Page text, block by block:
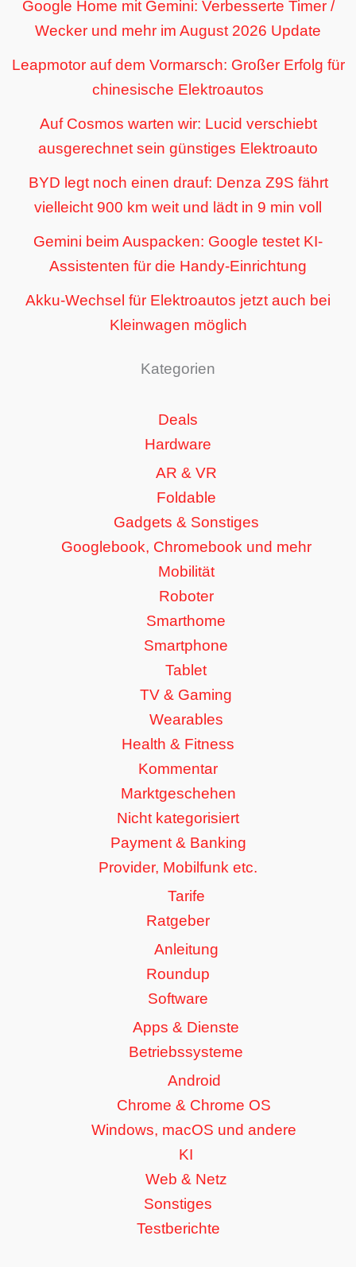
Google Home mit Gemini: Verbesserte Timer /
Wecker und mehr im August 2026 Update
Leapmotor auf dem Vormarsch: Großer Erfolg für
chinesische Elektroautos
Auf Cosmos warten wir: Lucid verschiebt
ausgerechnet sein günstiges Elektroauto
BYD legt noch einen drauf: Denza Z9S fährt
vielleicht 900 km weit und lädt in 9 min voll
Gemini beim Auspacken: Google testet KI-
Assistenten für die Handy-Einrichtung
Akku-Wechsel für Elektroautos jetzt auch bei
Kleinwagen möglich
Kategorien
Deals
Hardware
AR & VR
Foldable
Gadgets & Sonstiges
Googlebook, Chromebook und mehr
Mobilität
Roboter
Smarthome
Smartphone
Tablet
TV & Gaming
Wearables
Health & Fitness
Kommentar
Marktgeschehen
Nicht kategorisiert
Payment & Banking
Provider, Mobilfunk etc.
Tarife
Ratgeber
Anleitung
Roundup
Software
Apps & Dienste
Betriebssysteme
Android
Chrome & Chrome OS
Windows, macOS und andere
KI
Web & Netz
Sonstiges
Testberichte